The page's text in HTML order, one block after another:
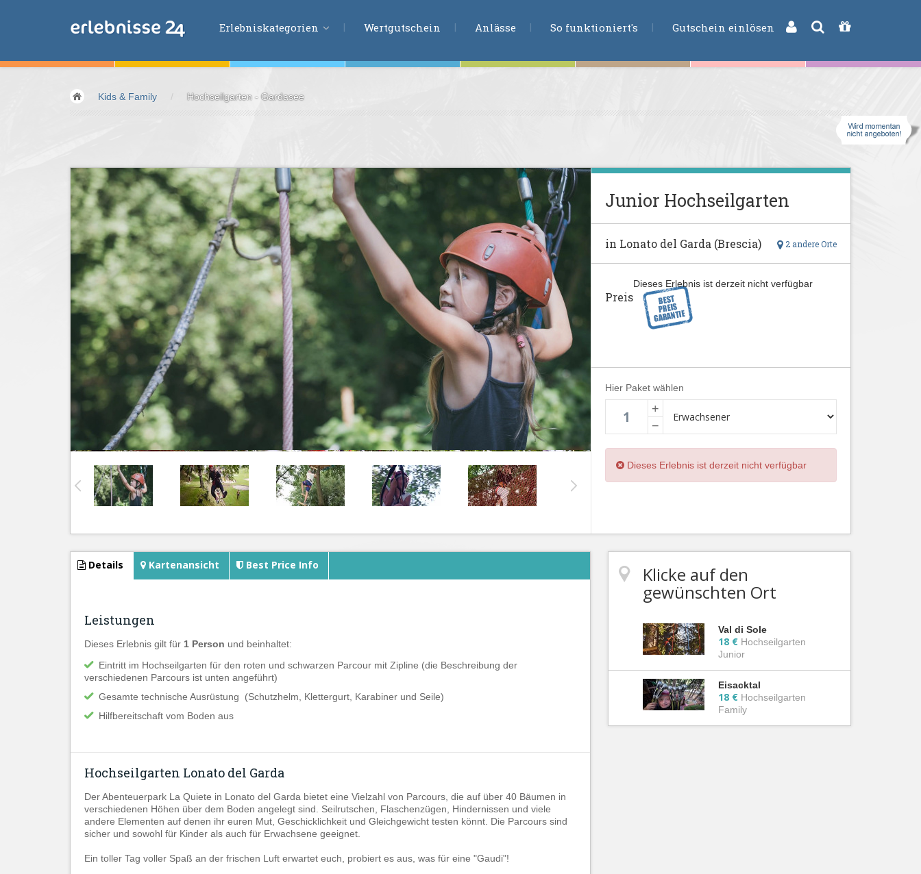
Erlebniskategorien
Fliegen &Gleiten
Sport &Fitness
Essen &Trinken
Wellness &Gesundheit
Wasser & Wind
Lifestyle &Phantasie
Kids &Family
Übernachtungen
Wertgutschein Anlässe So funktioniert's Gutschein einlösen
Kids & Family / Hochseilgarten - Gardasee
Junior Hochseilgarten
2 andere Orte
in Lonato del Garda (Brescia)
Dieses Erlebnis ist derzeit nicht verfügbar
Preis
Hier Paket wählen
+
−
Dieses Erlebnis ist derzeit nicht verfügbar
Details Kartenansicht Best Price Info
Leistungen
Dieses Erlebnis gilt für 1 Person und beinhaltet:
Eintritt im Hochseilgarten für den roten und schwarzen Parcour mit Zipline (die Beschreibung der
verschiedenen Parcours ist unten angeführt)
Gesamte technische Ausrüstung (Schutzhelm, Klettergurt, Karabiner und Seile)
Hilfbereitschaft vom Boden aus
Hochseilgarten Lonato del Garda
Der Abenteuerpark La Quiete in Lonato del Garda bietet eine Vielzahl von Parcours, die auf über 40 Bäumen in
verschiedenen Höhen über dem Boden angelegt sind. Seilrutschen, Flaschenzügen, Hindernissen und viele
andere Elementen auf denen ihr euren Mut, Geschicklichkeit und Gleichgewicht testen könnt. Die Parcours sind
sicher und sowohl für Kinder als auch für Erwachsene geeignet.
Ein toller Tag voller Spaß an der frischen Luft erwartet euch, probiert es aus, was für eine "Gaudi"!
Klicke auf den
gewünschten Ort
Val di Sole
18 € Hochseilgarten
Junior
Eisacktal
18 € Hochseilgarten
Family